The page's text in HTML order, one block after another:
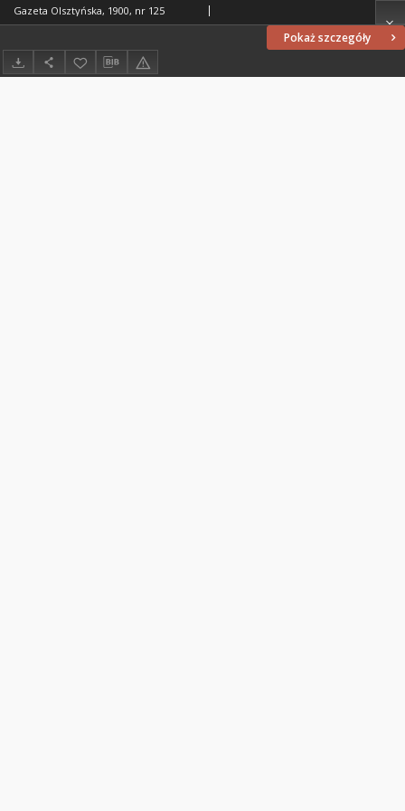
Pokaż szczegóły
Gazeta Olsztyńska, 1900, nr 125